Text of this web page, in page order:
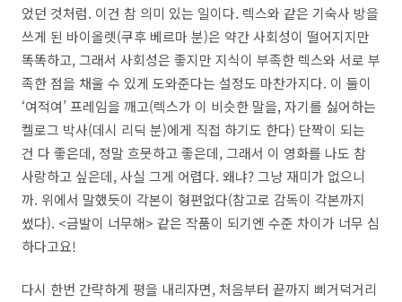
었던 것처럼. 이건 참 의미 있는 일이다. 렉스와 같은 기숙사 방을
쓰게 된 바이올렛(쿠후 베르마 분)은 약간 사회성이 떨어지지만
똑똑하고, 그래서 사회성은 좋지만 지식이 부족한 렉스와 서로 부
족한 점을 채울 수 있게 도와준다는 설정도 마찬가지다. 이 둘이
‘여적여’ 프레임을 깨고(렉스가 이 비슷한 말을, 자기를 싫어하는
켈로그 박사(데시 리딕 분)에게 직접 하기도 한다) 단짝이 되는
건 다 좋은데, 정말 흐뭇하고 좋은데, 그래서 이 영화를 나도 참
사랑하고 싶은데, 사실 그게 어렵다. 왜냐? 그냥 재미가 없으니
까. 위에서 말했듯이 각본이 형편없다(참고로 감독이 각본까지
썼다). <금발이 너무해> 같은 작품이 되기엔 수준 차이가 너무 심
하다고요!
다시 한번 간략하게 평을 내리자면, 처음부터 끝까지 삐거덕거리